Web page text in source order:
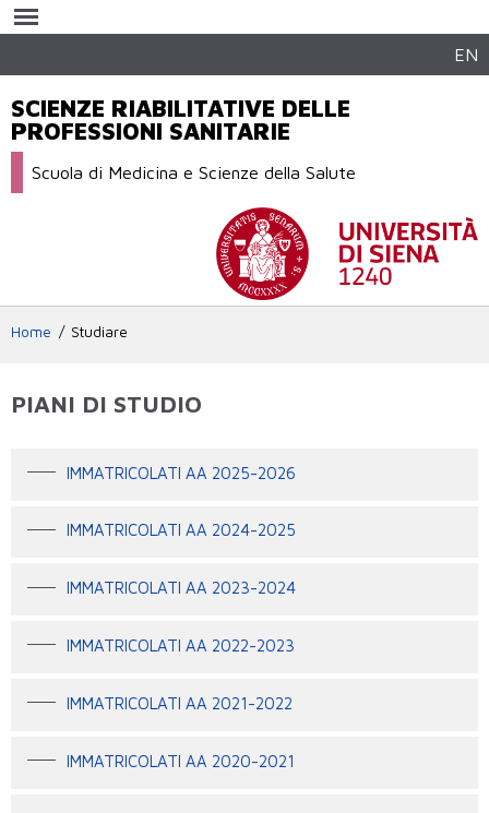
contenuto
EN
SCIENZE RIABILITATIVE DELLE
PROFESSIONI SANITARIE
Scuola di Medicina e Scienze della Salute
Home Studiare
PIANI DI STUDIO
IMMATRICOLATI AA 2025-2026
IMMATRICOLATI AA 2024-2025
IMMATRICOLATI AA 2023-2024
IMMATRICOLATI AA 2022-2023
IMMATRICOLATI AA 2021-2022
IMMATRICOLATI AA 2020-2021